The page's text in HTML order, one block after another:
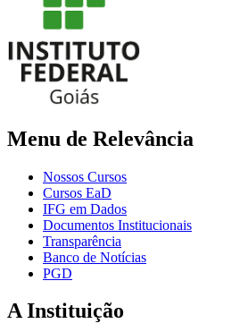
Menu de Relevância
Nossos Cursos
Cursos EaD
IFG em Dados
Documentos Institucionais
Transparência
Banco de Notícias
PGD
A Instituição